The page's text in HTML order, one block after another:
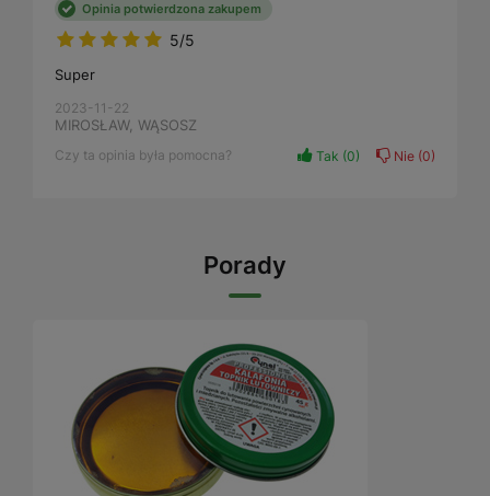
5/5
Opinia potwierdzona zakupem
Super
2023-11-22
MIROSŁAW, WĄSOSZ
Czy ta opinia była pomocna? Tak 0 Nie 0
Porady